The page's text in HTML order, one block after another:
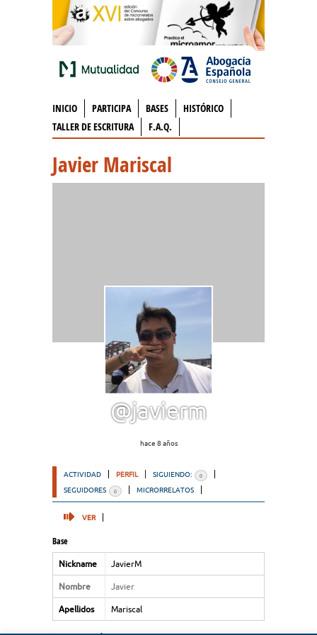
INICIO PARTICIPA BASES
HISTÓRICO
TALLER DE ESCRITURA
F.A.Q.
Javier Mariscal
@javierm
hace 8 años
ACTIVIDAD PERFIL SIGUIENDO: 0
SEGUIDORES 0 MICRORRELATOS
VER
Base
Nickname JavierM
Nombre Javier
Apellidos Mariscal